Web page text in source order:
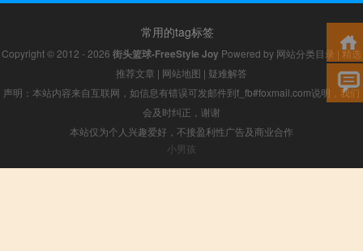
常用的tag标签
Copyright © 2012 - 2026 街头篮球-FreeStyle Joy Powered by 网站分类目录 | 精选
推荐文章 | 网站地图 | 疑难解答
声明：本站内容来自互联网，如信息有错误可发邮件到f_fb#foxmail.com说明，我们
会及时纠正，谢谢
本站仅为个人兴趣爱好，不接盈利性广告及商业合作
小男孩